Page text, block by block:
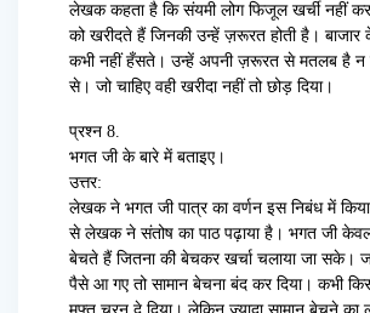
लेखक कहता है कि संयमी लोग फिजूल खर्ची नहीं
को खरीदते हैं जिनकी उन्हें ज़रूरत होती है।
कभी नहीं हँसते। उन्हें अपनी ज़रूरत से मतलब है न
से। जो चाहिए वही खरीदा नहीं तो छोड़ दिया।
प्रश्न 8.
भगत जी के बारे में बताइए।
उत्तर:
लेखक ने भगत जी पात्र का वर्णन इस निबंध में
से लेखक ने संतोष का पाठ पढ़ाया है। भगत जी केवल
बेचते हैं जितना की बेचकर खर्चा चलाया जा सके।
पैसे आ गए तो सामान बेचना बंद कर दिया। कभी